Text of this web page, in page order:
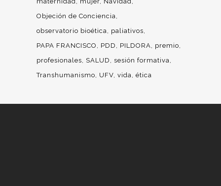
Objeción de Conciencia
observatorio bioética
paliativos
PAPA FRANCISCO
PDD PILDORA
premio
profesionales
SALUD
sesión formativa
Transhumanismo
UFV vida ética